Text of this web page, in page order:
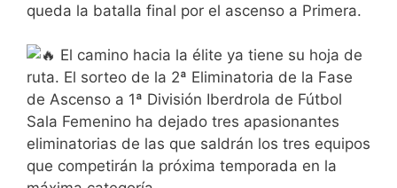
queda la batalla final por el ascenso a Primera.
El camino hacia la élite ya tiene su hoja de
ruta. El sorteo de la 2ª Eliminatoria de la Fase
de Ascenso a 1ª División Iberdrola de Fútbol
Sala Femenino ha dejado tres apasionantes
eliminatorias de las que saldrán los tres equipos
que competirán la próxima temporada en la